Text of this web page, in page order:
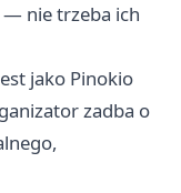
— nie trzeba ich
jako Pinokio
zadba o